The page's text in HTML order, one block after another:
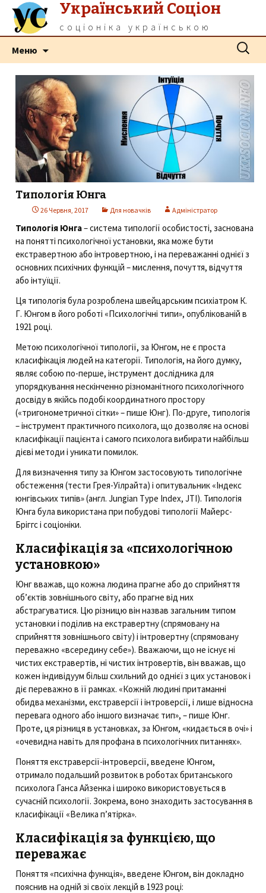
Український Соціон
соціоніка українською
Меню
Пошук:
Типологія Юнга
26 Червня, 2017 Для новачків Адміністратор
Типологія Юнга– система типології особистості, заснована
на понятті психологічної установки, яка може бути
екстравертною або інтровертною, і на переважанні однієї з
основних психічних функцій – мислення, почуття, відчуття
або інтуїції.
Ця типологія була розроблена швейцарським психіатром К.
Г. Юнгом в його роботі «Психологічні типи», опублікованій в
1921 році.
Метою психологічної типології, за Юнгом, не є проста
класифікація людей на категорії. Типологія, на його думку,
являє собою по-перше, інструмент дослідника для
упорядкування нескінченно різноманітного психологічного
досвіду в якійсь подобі координатного простору
(«тригонометричної сітки» – пише Юнг). По-друге, типологія
– інструмент практичного психолога, що дозволяє на основі
класифікації пацієнта і самого психолога вибирати найбільш
дієві методи і уникати помилок.
Для визначення типу за Юнгом застосовують типологічне
обстеження (тести Грея-Уілрайта) і опитувальник «Індекс
юнгівських типів» (англ. Jungian Type Index, JTI). Типологія
Юнга була використана при побудові типології Майерс-
Бріггс і соціоніки.
Класифікація за «психологічною
установкою»
Юнг вважав, що кожна людина прагне або до сприйняття
об’єктів зовнішнього світу, або прагне від них
абстрагуватися. Цю різницю він назвав загальним типом
установки і поділив на екстравертну (спрямовану на
сприйняття зовнішнього світу) і інтровертну (спрямовану
переважно «всередину себе»). Вважаючи, що не існує ні
чистих екстравертів, ні чистих інтровертів, він вважав, що
кожен індивідуум більш схильний до однієї з цих установок і
діє переважно в її рамках. «Кожній людині притаманні
обидва механізми, екстраверсії і інтроверсії, і лише відносна
перевага одного або іншого визначає тип», – пише Юнг.
Проте, ця різниця в установках, за Юнгом, «кидається в очі» і
«очевидна навіть для профана в психологічних питаннях».
Поняття екстраверсії-інтроверсії, введене Юнгом,
отримало подальший розвиток в роботах британського
психолога Ганса Айзенка і широко використовується в
сучасній психології. Зокрема, воно знаходить застосування в
класифікації «Велика п’ятірка».
Класифікація за функцією, що
переважає
Поняття «психічна функція», введене Юнгом, він докладно
пояснив на одній зі своїх лекцій в 1923 році: